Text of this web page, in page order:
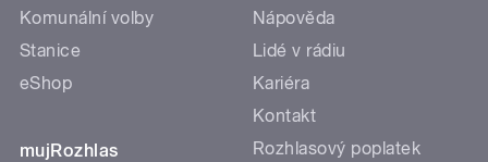
Komunální volby
Stanice
eShop
mujRozhlas
Nápověda
Lidé v rádiu
Kariéra
Kontakt
Rozhlasový poplatek